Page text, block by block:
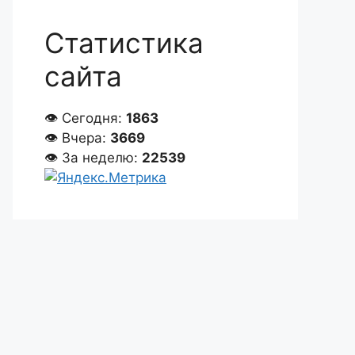
Статистика
сайта
👁 Сегодня: 1863
👁 Вчера: 3669
👁 За неделю: 22539